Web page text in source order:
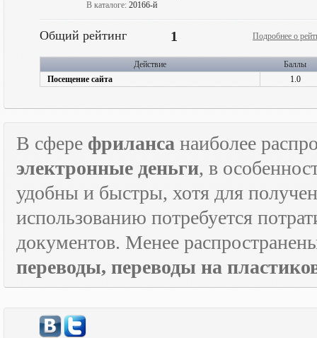
В каталоге: 20166-й
Общий рейтинг 1 Подробнее о
Действие
Баллы
Посещение сайта
1.0
В сфере фриланса наиболее
электронные деньги, в
удобны и быстры, хотя для
использованию потребуется
документов. Менее
переводы, переводы на